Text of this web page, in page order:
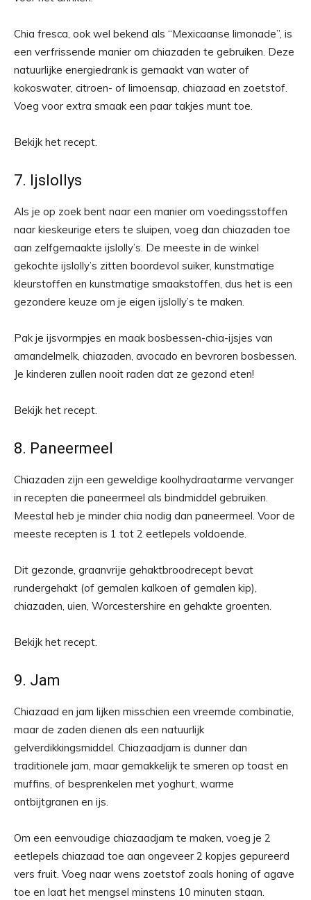
Chia fresca, ook wel bekend als “Mexicaanse limonade”, is
een verfrissende manier om chiazaden te gebruiken. Deze
natuurlijke energiedrank is gemaakt van water of
kokoswater, citroen- of limoensap, chiazaad en zoetstof.
Voeg voor extra smaak een paar takjes munt toe.
Bekijk het recept.
7. Ijslollys
Als je op zoek bent naar een manier om voedingsstoffen
naar kieskeurige eters te sluipen, voeg dan chiazaden toe
aan zelfgemaakte ijslolly’s. De meeste in de winkel
gekochte ijslolly’s zitten boordevol suiker, kunstmatige
kleurstoffen en kunstmatige smaakstoffen, dus het is een
gezondere keuze om je eigen ijslolly’s te maken.
Pak je ijsvormpjes en maak bosbessen-chia-ijsjes van
amandelmelk, chiazaden, avocado en bevroren bosbessen.
Je kinderen zullen nooit raden dat ze gezond eten!
Bekijk het recept.
8. Paneermeel
Chiazaden zijn een geweldige koolhydraatarme vervanger
in recepten die paneermeel als bindmiddel gebruiken.
Meestal heb je minder chia nodig dan paneermeel. Voor de
meeste recepten is 1 tot 2 eetlepels voldoende.
Dit gezonde, graanvrije gehaktbroodrecept bevat
rundergehakt (of gemalen kalkoen of gemalen kip),
chiazaden, uien, Worcestershire en gehakte groenten.
Bekijk het recept.
9. Jam
Chiazaad en jam lijken misschien een vreemde combinatie,
maar de zaden dienen als een natuurlijk
gelverdikkingsmiddel. Chiazaadjam is dunner dan
traditionele jam, maar gemakkelijk te smeren op toast en
muffins, of besprenkelen met yoghurt, warme
ontbijtgranen en ijs.
Om een ​​eenvoudige chiazaadjam te maken, voeg je 2
eetlepels chiazaad toe aan ongeveer 2 kopjes gepureerd
vers fruit. Voeg naar wens zoetstof zoals honing of agave
toe en laat het mengsel minstens 10 minuten staan.